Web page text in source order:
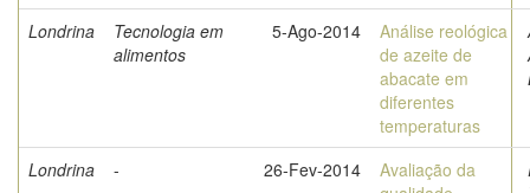
Londrina
Tecnologia em
alimentos
5-Ago-2014
Análise reológica
de azeite de
abacate em
diferentes
temperaturas
Londrina - 26-Fev-2014
Avaliação da